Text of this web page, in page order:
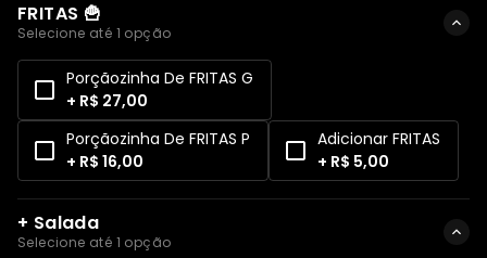
FRITAS 🍟
Selecione até 1 opção
Porçãozinha De FRITAS G
+ R$ 27,00
Porçãozinha De FRITAS P
+ R$ 16,00
Adicionar FRITAS
+ R$ 5,00
+ Salada
Selecione até 1 opção